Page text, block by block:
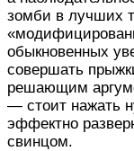
зомби в лучших
обыкновенных
совершать
решающим
— стоит нажать
эффектно
свинцом.